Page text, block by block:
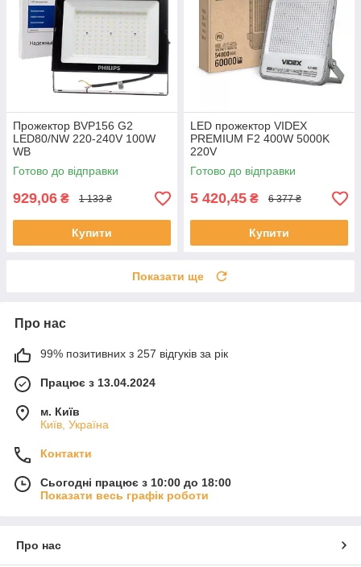
Прожектор BVP156 G2
LED80/NW 220-240V 100W
WB
Готово до відправки
929,06 ₴ 1 133 ₴
Купити
LED прожектор VIDEX
PREMIUM F2 400W 5000K
220V
Готово до відправки
5 420,45 ₴ 6 377 ₴
Купити
Показати ще
Про нас
99% позитивних з 257 відгуків за рік
Працює з 13.04.2024
м. Київ
Київ, Україна
Контакти
Сьогодні працює з 10:00 до 18:00
Показати весь графік роботи
Про нас